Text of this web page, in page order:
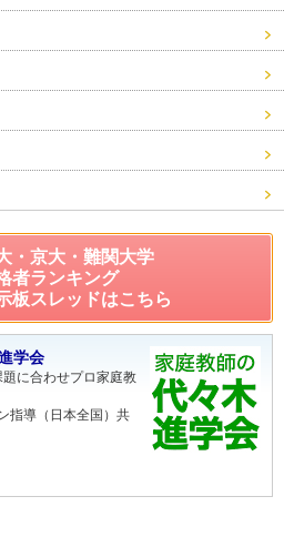
・京大・難関大学
者ランキング
板スレッドはこちら
学会
に合わせプロ家庭教
指導（日本全国）共